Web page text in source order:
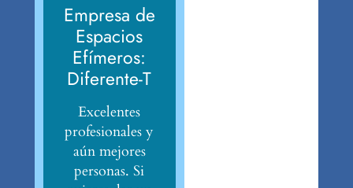
Empresa de
Espacios
Efímeros:
Diferente-T
Excelentes
profesionales y
aún mejores
personas. Si